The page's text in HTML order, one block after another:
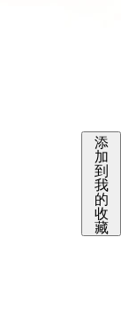
添
加
到
我
的
收
藏